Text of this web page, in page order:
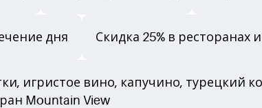
дня Скидка 25% в ресторанах
игристое вино, капучино, турецкий
Mountain View